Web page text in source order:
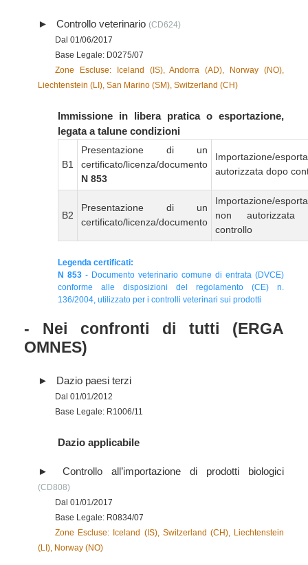
Controllo veterinario (CD624)
Dal 01/06/2017
Base Legale: D0275/07
Zone Escluse: Iceland (IS), Andorra (AD), Norway (NO),
Liechtenstein (LI), San Marino (SM), Switzerland (CH)
Immissione in libera pratica o esportazione,
legata a talune condizioni
B1
Presentazione di un
certificato/licenza/documento
N 853
Importazione/
autorizzata dopo
B2
Presentazione di un
certificato/licenza/documento
Importazione/
non autorizzata
controllo
Legenda certificati:
N 853 - Documento veterinario comune di entrata (DVCE)
conforme alle disposizioni del regolamento (CE) n.
136/2004, utilizzato per i controlli veterinari sui prodotti
- Nei confronti di tutti (ERGA
OMNES)
Dazio paesi terzi
Dal 01/01/2012
Base Legale: R1006/11
Dazio applicabile
Controllo all’importazione di prodotti biologici
(CD808)
Dal 01/01/2017
Base Legale: R0834/07
Zone Escluse: Iceland (IS), Switzerland (CH), Liechtenstein
(LI), Norway (NO)